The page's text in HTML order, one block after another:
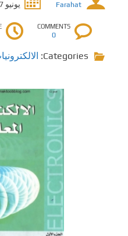
Farahat يونيو 17, 2023
COMMENTS
0
Categories: